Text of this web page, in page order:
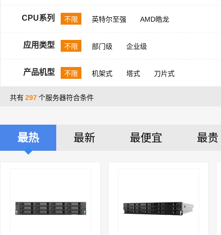
CPU系列 不限 英特尔至强 AMD皓龙
应用类型 不限 部门级 企业级
产品机型 不限 机架式 塔式 刀片式
共有297个服务器符合条件
最热 最新 最便宜 最贵